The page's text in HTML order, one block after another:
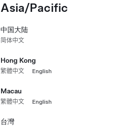
Asia/Pacific
中国大陆
简体中文
Hong Kong
繁體中文 English
Macau
繁體中文 English
台灣